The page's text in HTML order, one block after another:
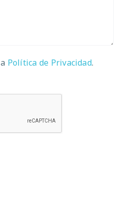
Política de Privacidad.